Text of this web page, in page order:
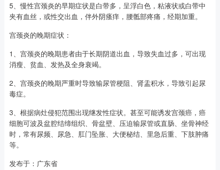
5、慢性宫颈炎的早期症状是白带多，呈浮白色，粘液状或白带中
夹有血丝，或性交出血，伴外阴瘙痒，腰骶部疼痛，经期加重。
宫颈炎的晚期症状：
1、宫颈炎的晚期患者由于长期阴道出血，导致失血过多，可出现
消瘦、贫血、发热及全身衰竭。
2、宫颈炎的晚期严重时导致输尿管梗阻、肾盂积水，导致引起尿
毒症。
3、根据病灶侵犯范围出现继发性症状。甚至可能诱发宫颈癌，癌
细胞可波及盆腔结缔组织、骨盆壁、压迫输尿管或直肠、坐骨神经
时，常有尿频、尿急、肛门坠胀、大便秘结、里急后重、下肢肿痛
等。
发布于：广东省